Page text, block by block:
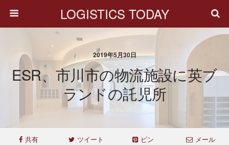
LOGISTICS TODAY
2019年5月30日
ESR、市川市の物流施設に英ブ
ランドの託児所
共有 ツイート ピン メール